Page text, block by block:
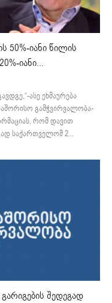
50%-იანი წილის
იანი...
ასე ეხმაურება
გამჭვირვალობა-
რომ დავით
საქართველომ 2...
შედეგად